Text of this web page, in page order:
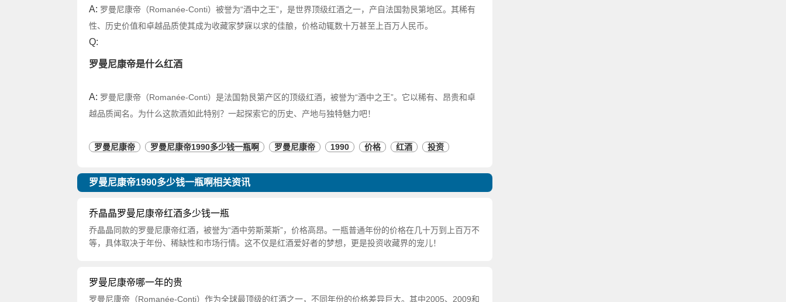
A: 罗曼尼康帝（Romanée-Conti）被誉为“酒中之王”，是世界顶级红酒之一，产自法国勃艮第地区。其稀有
性、历史价值和卓越品质使其成为收藏家梦寐以求的佳酿，价格动辄数十万甚至上百万人民币。
Q:
罗曼尼康帝是什么红酒
A: 罗曼尼康帝（Romanée-Conti）是法国勃艮第产区的顶级红酒，被誉为“酒中之王”。它以稀有、昂贵和卓
越品质闻名。为什么这款酒如此特别？一起探索它的历史、产地与独特魅力吧！
罗曼尼康帝 罗曼尼康帝1990多少钱一瓶啊 罗曼尼康帝 1990 价格 红酒 投资
罗曼尼康帝1990多少钱一瓶啊相关资讯
乔晶晶罗曼尼康帝红酒多少钱一瓶
乔晶晶同款的罗曼尼康帝红酒，被誉为“酒中劳斯莱斯”，价格高昂。一瓶普通年份的价格在几十万到上百万不
等，具体取决于年份、稀缺性和市场行情。这不仅是红酒爱好者的梦想，更是投资收藏界的宠儿！
罗曼尼康帝哪一年的贵
罗曼尼康帝（Romanée-Conti）作为全球最顶级的红酒之一，不同年份的价格差异巨大。其中2005、2009和